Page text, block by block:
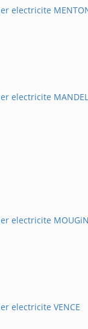
electricite
electricite
electricite
electricite VENCE